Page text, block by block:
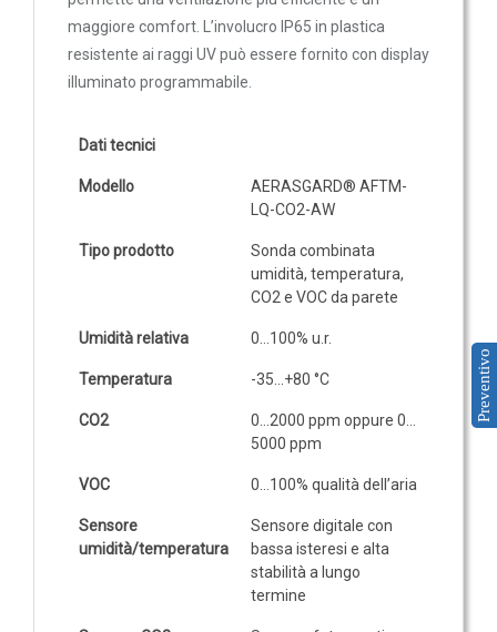
maggiore comfort. L’involucro IP65 in plastica
resistente ai raggi UV può essere fornito con display
illuminato programmabile.
Dati tecnici
Modello
AERASGARD® AFTM-
LQ-CO2-AW
Tipo prodotto
Sonda combinata
umidità, temperatura,
CO2 e VOC da parete
Umidità relativa 0…100% u.r.
Temperatura -35…+80 °C
CO2
0…2000 ppm oppure 0…
5000 ppm
VOC 0…100% qualità dell’aria
Sensore
umidità/temperatura
Sensore digitale con
bassa isteresi e alta
stabilità a lungo
termine
Dispositivi LoRaWAN
Contatori e Convertitori LoRaWAN
Gateway LoRaWAN
Modem NB-IoT
LOGGER
Data logger con sensore integrato
Ammoniaca (NH3)
Preventivo